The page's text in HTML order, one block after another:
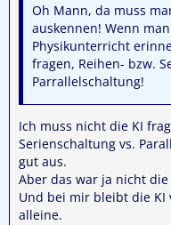
Oh Mann, da muss
auskennen! Wenn
Physikunterricht
fragen, Reihen- bzw.
Parrallelschaltung!
Ich muss nicht die KI
Serienschaltung vs.
gut aus.
Aber das war ja nicht die
Und bei mir bleibt die KI
alleine.